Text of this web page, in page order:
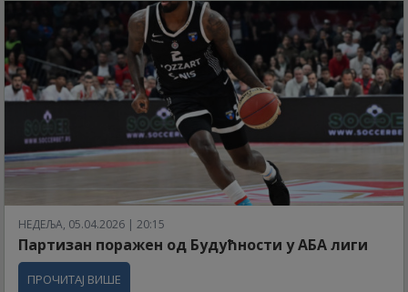
НЕДЕЉА, 05.04.2026 | 20:15
Партизан поражен од Будућности у АБА лиги
ПРОЧИТАЈ ВИШЕ